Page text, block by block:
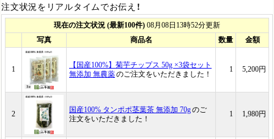
注文状況をリアルタイムでお伝え！